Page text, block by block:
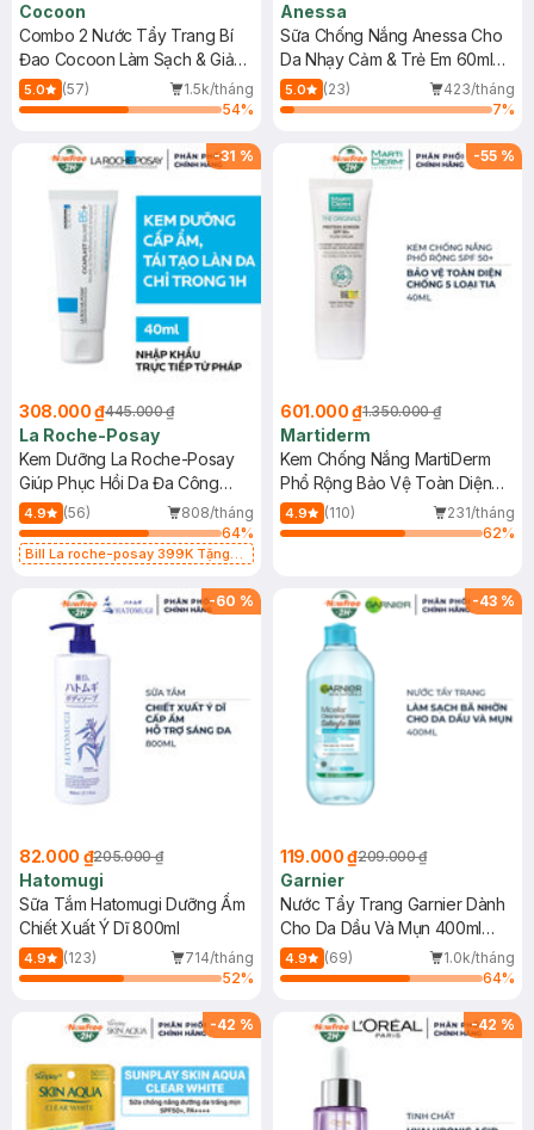
Cocoon
Combo 2 Nước Tẩy Trang Bí
Đao Cocoon Làm Sạch & Giảm
Dầu 500ml
5.0 (57)
1.5k/tháng
54%
Anessa
Sữa Chống Nắng Anessa Cho
Da Nhạy Cảm & Trẻ Em 60ml
(Mới)
5.0 (23)
423/tháng
7%
-31 %
308.000 ₫445.000 ₫
La Roche-Posay
Kem Dưỡng La Roche-Posay
Giúp Phục Hồi Da Đa Công
Dụng 40ml
4.9 (56)
808/tháng
64%
Bill La roche-posay 399K Tặng
(SL có hạn)
-55 %
601.000 ₫1.350.000 ₫
Martiderm
Kem Chống Nắng MartiDerm
Phổ Rộng Bảo Vệ Toàn Diện
40ml
4.9 (110)
231/tháng
62%
-60 %
82.000 ₫205.000 ₫
Hatomugi
Sữa Tắm Hatomugi Dưỡng Ẩm
Chiết Xuất Ý Dĩ 800ml
4.9 (123)
714/tháng
52%
-43 %
119.000 ₫209.000 ₫
Garnier
Nước Tẩy Trang Garnier Dành
Cho Da Dầu Và Mụn 400ml
(Mới)
4.9 (69)
1.0k/tháng
64%
-42 % -42 %